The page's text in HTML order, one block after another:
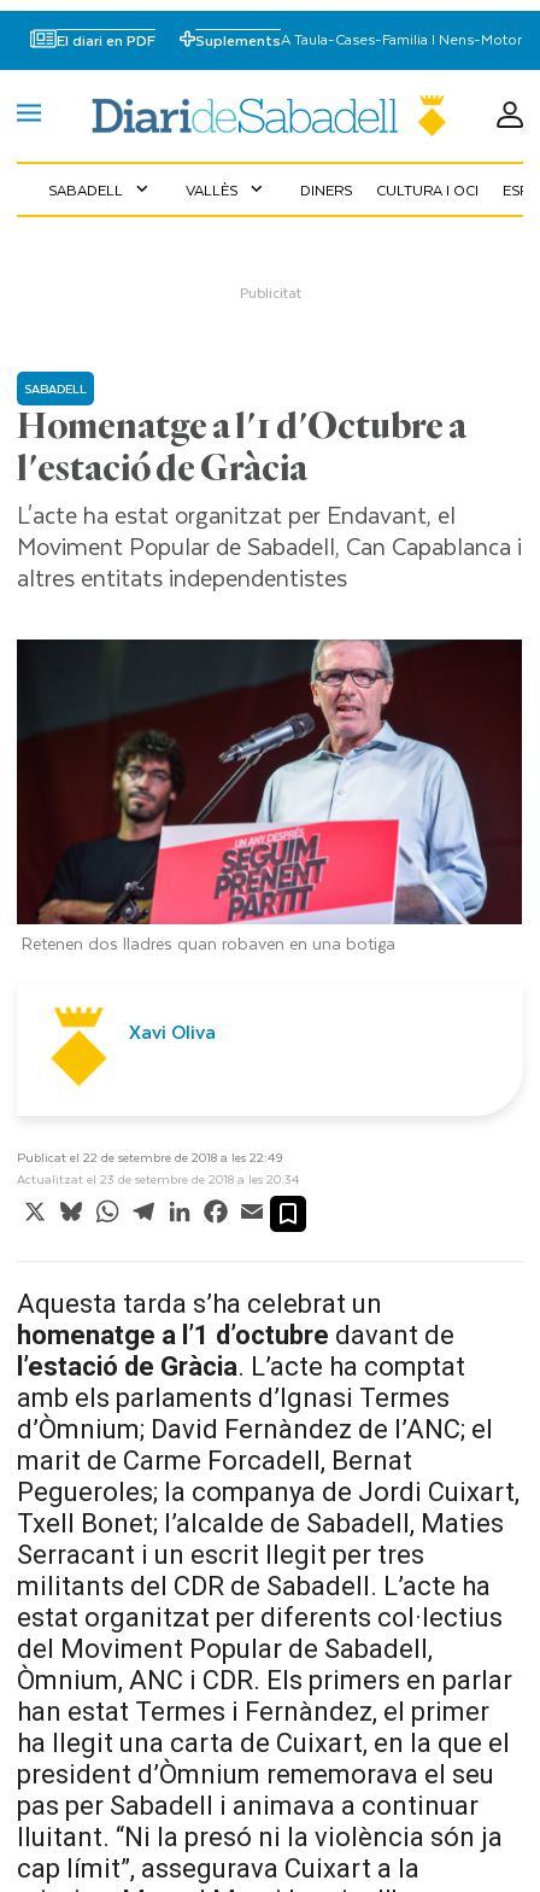
El diari en PDF SuplementsA Taula-Cases-Familia I Nens-Motor
SABADELL expand_more VALLÈS expand_more DINERS CULTURA I OCI
Homenatge a l'1 d'Octubre a
l'estació de Gràcia
SABADELL
L'acte ha estat organitzat per Endavant, el
Moviment Popular de Sabadell, Can Capablanca i
altres entitats independentistes
Retenen dos lladres quan robaven en una botiga
Xavi Oliva
Publicat el 22 de setembre de 2018 a les 22:49
Actualitzat el 23 de setembre de 2018 a les 20:34
X BlueskyWhatsApp
TelegramLinkedInFacebook
Email
Aquesta tarda s’ha celebrat un
homenatge a l’1 d’octubre davant de
l’estació de Gràcia. L’acte ha comptat
amb els parlaments d’Ignasi Termes
d’Òmnium; David Fernàndez de l’ANC; el
marit de Carme Forcadell, Bernat
Pegueroles; la companya de Jordi Cuixart,
Txell Bonet; l’alcalde de Sabadell, Maties
Serracant i un escrit llegit per tres
militants del CDR de Sabadell. L’acte ha
estat organitzat per diferents col·lectius
del Moviment Popular de Sabadell,
Òmnium, ANC i CDR. Els primers en parlar
han estat Termes i Fernàndez, el primer
ha llegit una carta de Cuixart, en la que el
president d’Òmnium rememorava el seu
pas per Sabadell i animava a continuar
lluitant. “Ni la presó ni la violència són ja
cap límit”, assegurava Cuixart a la